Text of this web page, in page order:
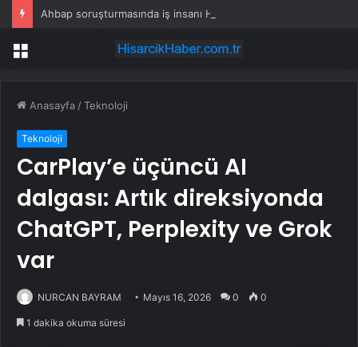
Menü
Anasayfa /Teknoloji
Teknoloji
CarPlay’e üçüncü AI
dalgası: Artık direksiyonda
ChatGPT, Perplexity ve Grok
var
NURCAN BAYRAM Mayıs 16, 2026 0 0
1 dakika okuma süresi